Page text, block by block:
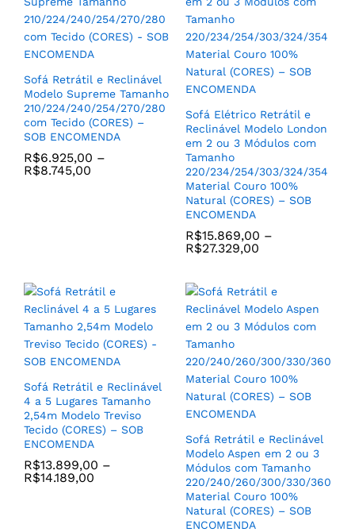
Sofá Retrátil e Reclinável
Modelo Supreme Tamanho
210/224/240/254/270/280
com Tecido (CORES) –
SOB ENCOMENDA
R$6.925,00 –
R$8.745,00
Sofá Elétrico Retrátil e
Reclinável Modelo London
em 2 ou 3 Módulos com
Tamanho
220/234/254/303/324/354
Material Couro 100%
Natural (CORES) – SOB
ENCOMENDA
R$15.869,00 –
R$27.329,00
Sofá Retrátil e Reclinável
4 a 5 Lugares Tamanho
2,54m Modelo Treviso
Tecido (CORES) – SOB
ENCOMENDA
R$13.899,00 –
R$14.189,00
Sofá Retrátil e Reclinável
Modelo Aspen em 2 ou 3
Módulos com Tamanho
220/240/260/300/330/360
Material Couro 100%
Natural (CORES) – SOB
ENCOMENDA
Poltrona Elétrica
Reclinável Estilo Slim
Acionamento
Automatizada Modelo
Power Touch Gran Relax
Modelo Space em Couro
100% Natural (CORES) –
R$8.719,00
Madeira Clara – SOB
ENCOMENDA
R$2.279,00
Jogo de (2) Poltronas
Madeira Tauari cor
Madeira Natural Castanho
e Tecido Linho cor
White/Nata – SOB
ENCOMENDA
R$5.499,00
Poltrona Helena Material
Base Aço Carbono cor
Preto – SOB ENCOMENDA
R$1.456,00